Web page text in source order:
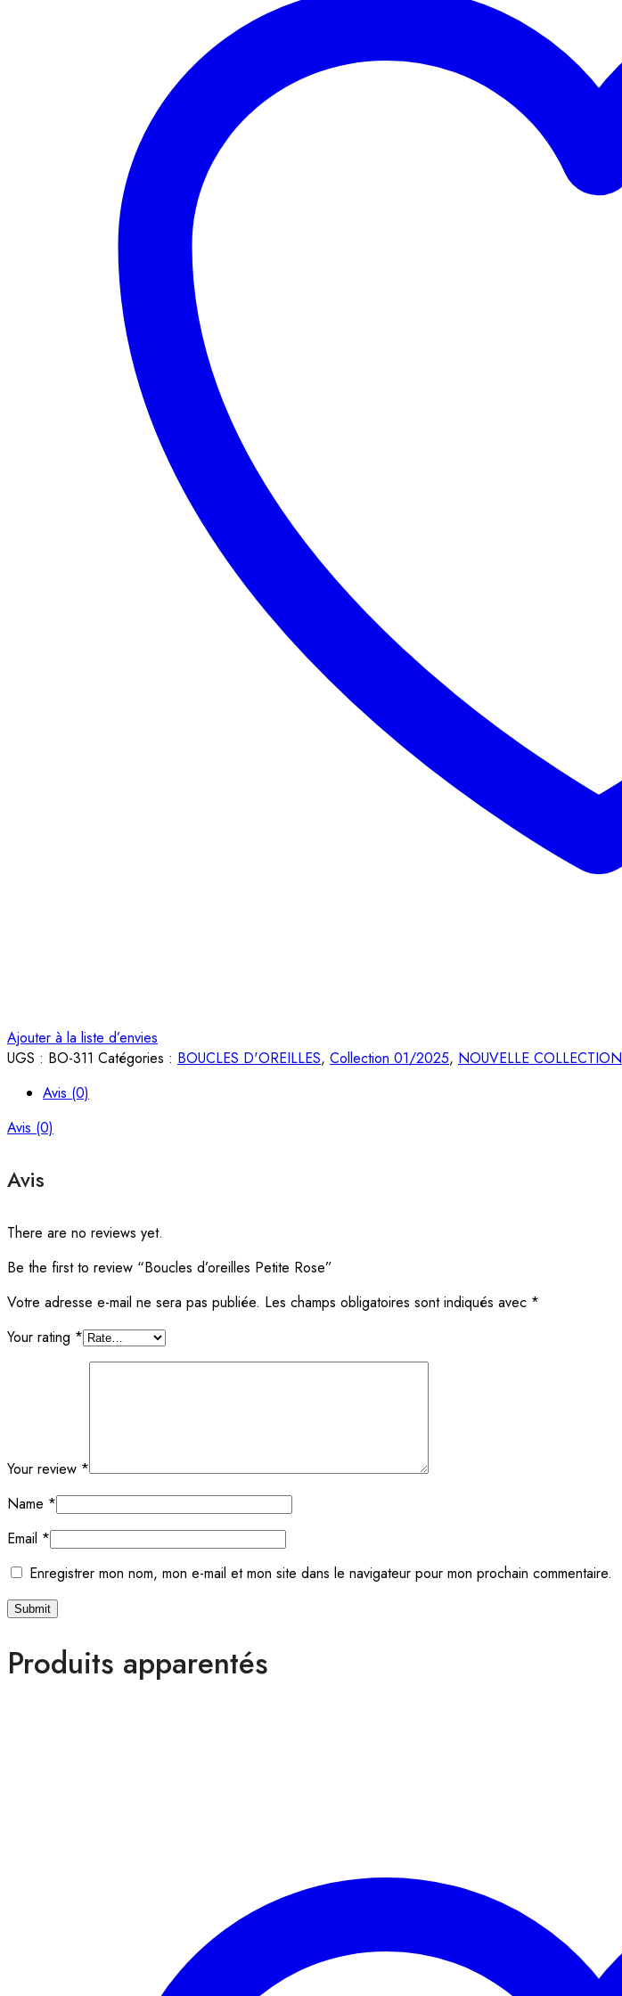
Ajouter à la liste d’envies
UGS : BO-311 Catégories : BOUCLES D'OREILLES, Collection 01/2025, NOUVELLE COLLECTION
Avis (0)
Avis (0)
Avis
There are no reviews yet.
Be the first to review “Boucles d’oreilles Petite Rose”
Votre adresse e-mail ne sera pas publiée. Les champs obligatoires sont indiqués avec *
Your rating *
Your review *
Name *
Email *
Enregistrer mon nom, mon e-mail et mon site dans le navigateur pour mon prochain commentaire.
Produits apparentés